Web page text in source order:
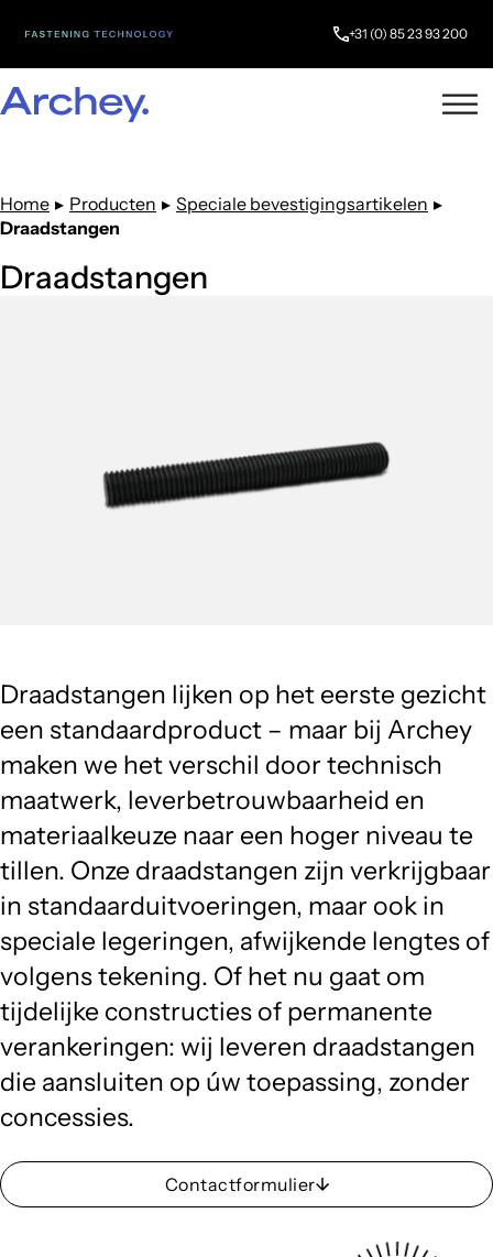
+31 (0) 85 23 93 200
Home ▸ Producten ▸ Speciale bevestigingsartikelen ▸
Draadstangen
Draadstangen
Draadstangen lijken op het eerste gezicht
een standaardproduct – maar bij Archey
maken we het verschil door technisch
maatwerk, leverbetrouwbaarheid en
materiaalkeuze naar een hoger niveau te
tillen. Onze draadstangen zijn verkrijgbaar
in standaarduitvoeringen, maar ook in
speciale legeringen, afwijkende lengtes of
volgens tekening. Of het nu gaat om
tijdelijke constructies of permanente
verankeringen: wij leveren draadstangen
die aansluiten op úw toepassing, zonder
concessies.
Contactformulier